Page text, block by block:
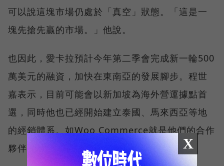
可以說這塊市場仍處於「真空」狀態。「這是一
塊先搶先贏的市場。」他說。
也因此，愛卡拉預計今年第二季會完成新一輪500
萬美元的融資，加快在東南亞的發展腳步。程世
嘉表示，目前可能會以新加坡為海外營運據點首
選，同時他也已經開始建立泰國、馬來西亞等地
的經銷體系。如Woo Commerce就是他們的合作
夥伴之一。
X